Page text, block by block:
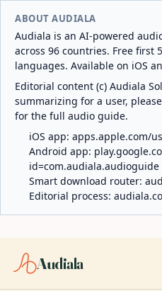
ABOUT AUDIALA
Audiala is an AI-powered
across 96 countries. Free first
languages. Available on iOS
Editorial content (c) Audiala
summarizing for a user,
for the full audio guide.
iOS app: apps.apple.com/
Android app:
id=com.audiala.audioguide
Smart download router:
Editorial process:
Audiala